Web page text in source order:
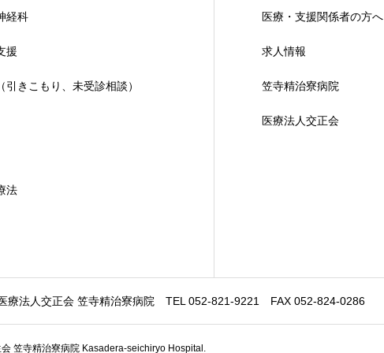
経科
援
引きこもり、未受診相談）
法
医療・支援関係者の方へ
求人情報
笠寺精治寮病院
医療法人交正会
療法人交正会 笠寺精治寮病院 TEL 052-821-9221 FAX 052-824-0286
笠寺精治寮病院 Kasadera-seichiryo Hospital.